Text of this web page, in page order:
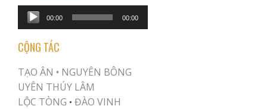
Audio
Player
00:00 00:00
CỘNG TÁC
TẠO ÂN • NGUYÊN BÔNG
UYÊN THÚY LÂM
LỘC TÒNG • ĐÀO VINH